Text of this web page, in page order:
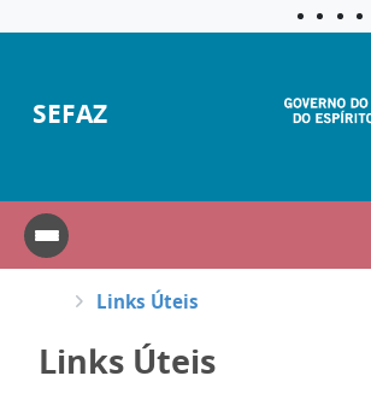
SEFAZ
Links Úteis
Links Úteis